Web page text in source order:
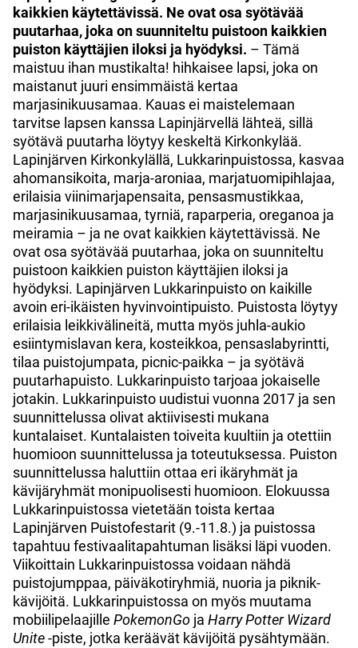
kaikkien käytettävissä. Ne ovat osa syötävää
puutarhaa, joka on suunniteltu puistoon kaikkien
puiston käyttäjien iloksi ja hyödyksi. – Tämä
maistuu ihan mustikalta! hihkaisee lapsi, joka on
maistanut juuri ensimmäistä kertaa
marjasinikuusamaa. Kauas ei maistelemaan
tarvitse lapsen kanssa Lapinjärvellä lähteä, sillä
syötävä puutarha löytyy keskeltä Kirkonkylää.
Lapinjärven Kirkonkylällä, Lukkarinpuistossa, kasvaa
ahomansikoita, marja-aroniaa, marjatuomipihlajaa,
erilaisia viinimarjapensaita, pensasmustikkaa,
marjasinikuusamaa, tyrniä, raparperia, oreganoa ja
meiramia – ja ne ovat kaikkien käytettävissä. Ne
ovat osa syötävää puutarhaa, joka on suunniteltu
puistoon kaikkien puiston käyttäjien iloksi ja
hyödyksi. Lapinjärven Lukkarinpuisto on kaikille
avoin eri-ikäisten hyvinvointipuisto. Puistosta löytyy
erilaisia leikkivälineitä, mutta myös juhla-aukio
esiintymislavan kera, kosteikkoa, pensaslabyrintti,
tilaa puistojumpata, picnic-paikka – ja syötävä
puutarhapuisto. Lukkarinpuisto tarjoaa jokaiselle
jotakin. Lukkarinpuisto uudistui vuonna 2017 ja sen
suunnittelussa olivat aktiivisesti mukana
kuntalaiset. Kuntalaisten toiveita kuultiin ja otettiin
huomioon suunnittelussa ja toteutuksessa. Puiston
suunnittelussa haluttiin ottaa eri ikäryhmät ja
kävijäryhmät monipuolisesti huomioon. Elokuussa
Lukkarinpuistossa vietetään toista kertaa
Lapinjärven Puistofestarit (9.-11.8.) ja puistossa
tapahtuu festivaalitapahtuman lisäksi läpi vuoden.
Viikoittain Lukkarinpuistossa voidaan nähdä
puistojumppaa, päiväkotiryhmiä, nuoria ja piknik-
kävijöitä. Lukkarinpuistossa on myös muutama
mobiilipelaajille PokemonGo ja Harry Potter Wizard
Unite-piste, jotka keräävät kävijöitä pysähtymään.